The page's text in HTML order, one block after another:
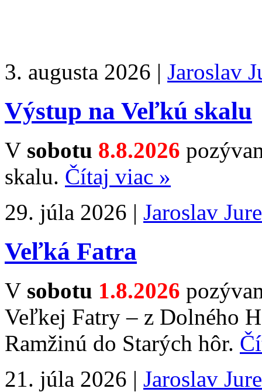
3. augusta 2026 | Jaroslav
Výstup na Veľkú skalu
V sobotu 8.8.2026
skalu. Čítaj viac »
29. júla 2026 | Jaroslav
Veľká Fatra
V sobotu 1.8.2026
Veľkej Fatry – z Dolného
Ramžinú do Starých hôr.
21. júla 2026 | Jaroslav